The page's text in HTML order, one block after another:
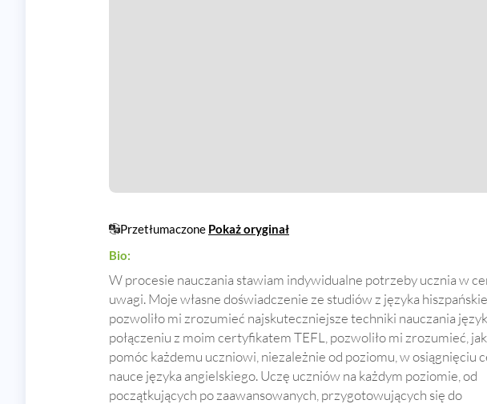
Przetłumaczone Pokaż oryginał
Bio:
W procesie nauczania stawiam indywidualne potrzeby ucznia w
uwagi. Moje własne doświadczenie ze studiów z języka
pozwoliło mi zrozumieć najskuteczniejsze techniki nauczania
połączeniu z moim certyfikatem TEFL, pozwoliło mi zrozumieć,
pomóc każdemu uczniowi, niezależnie od poziomu, w osiągnięciu
nauce języka angielskiego. Uczę uczniów na każdym poziomie, od
początkujących po zaawansowanych, przygotowujących się do